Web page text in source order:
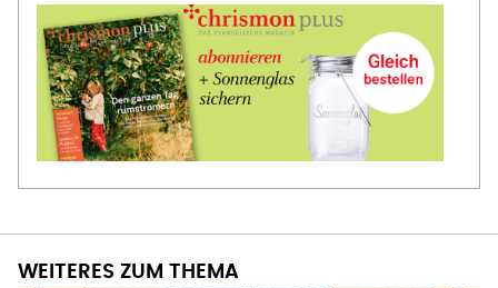
WEITERES ZUM THEMA